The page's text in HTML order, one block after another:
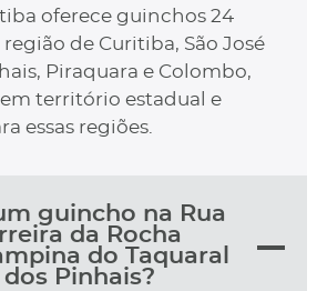
oferece guinchos 24
de Curitiba, São José
Piraquara e Colombo,
território estadual e
essas regiões.
guincho na Rua
da Rocha
do Taquaral
Pinhais?